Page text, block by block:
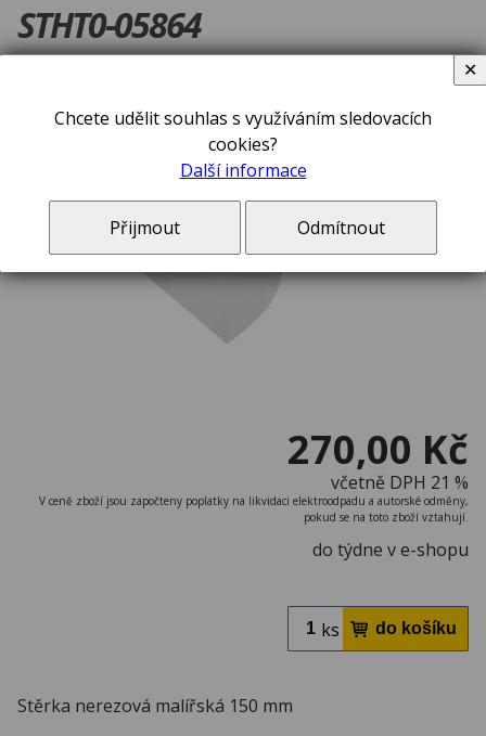
STHT0-05864
270,00 Kč
včetně DPH 21 %
V ceně zboží jsou započteny poplatky na likvidaci elektroodpadu a autorské odměny,
pokud se na toto zboží vztahují.
do týdne v e-shopu
ks
Stěrka nerezová malířská 150 mm
Chcete udělit souhlas s využíváním sledovacích
cookies?
Další informace
Přijmout Odmítnout
✕